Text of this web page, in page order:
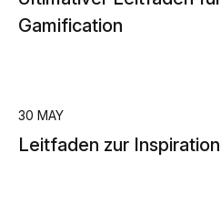
Gamification
30 MAY
Leitfaden zur